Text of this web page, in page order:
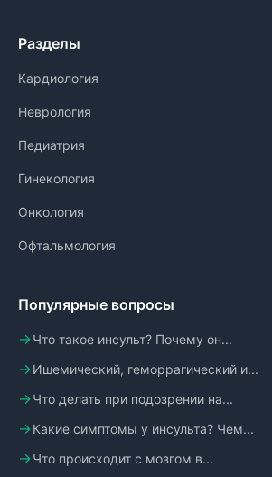
Разделы
Кардиология
Неврология
Педиатрия
Гинекология
Онкология
Офтальмология
Популярные вопросы
Что такое инсульт? Почему он...
Ишемический, геморрагический и...
Что делать при подозрении на...
Какие симптомы у инсульта? Чем...
Что происходит с мозгом в...